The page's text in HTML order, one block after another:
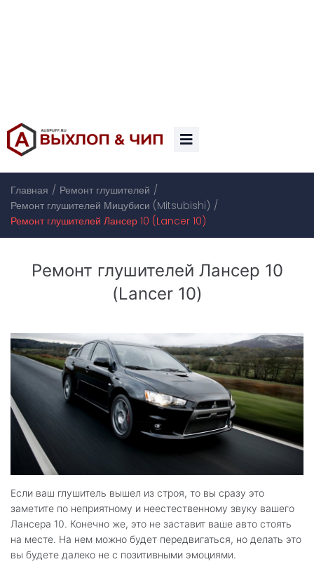
Главная / Ремонт глушителей /
Ремонт глушителей Мицубиси (Mitsubishi) /
Ремонт глушителей Лансер 10 (Lancer 10)
Ремонт глушителей Лансер 10
(Lancer 10)
Если ваш глушитель вышел из строя, то вы сразу это
заметите по неприятному и неестественному звуку вашего
Лансера 10. Конечно же, это не заставит ваше авто стоять
на месте. На нем можно будет передвигаться, но делать это
вы будете далеко не с позитивными эмоциями.